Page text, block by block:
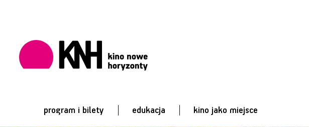
program i bilety edukacja kino jako miejsce